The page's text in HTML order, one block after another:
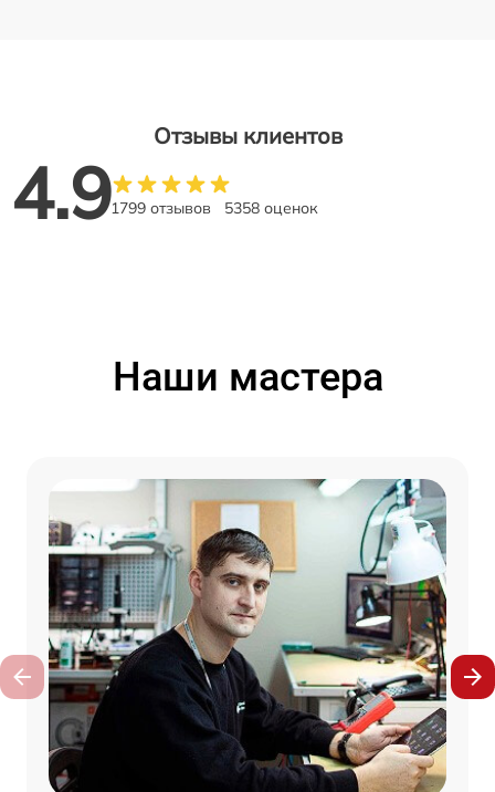
Отзывы клиентов
4.91799 отзывов 5358 оценок
Наши мастера